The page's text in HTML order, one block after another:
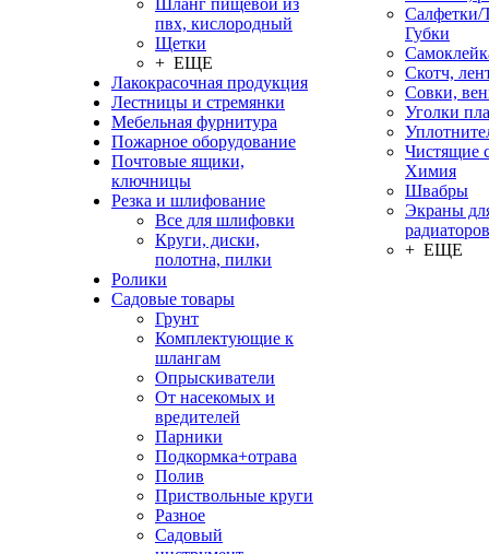
Шланг пищевой из
пвх, кислородный
Щетки
+ ЕЩЕ
Лакокрасочная продукция
Лестницы и стремянки
Мебельная фурнитура
Пожарное оборудование
Почтовые ящики,
ключницы
Резка и шлифование
Все для шлифовки
Круги, диски,
полотна, пилки
Ролики
Садовые товары
Грунт
Комплектующие к
шлангам
Опрыскиватели
От насекомых и
вредителей
Парники
Подкормка+отрава
Полив
Приствольные круги
Разное
Садовый
Салфетки/
Губки
Скотч,
Совки,
Уголки
Чистящие
Химия
Швабры
Экраны
радиаторов
+ ЕЩЕ